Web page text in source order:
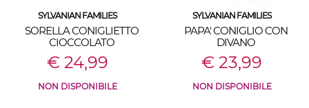
SYLVANIAN FAMILIES
SORELLA CONIGLIETTO
CIOCCOLATO
€ 24,99
NON DISPONIBILE
SYLVANIAN FAMILIES
PAPA' CONIGLIO CON
DIVANO
€ 23,99
NON DISPONIBILE